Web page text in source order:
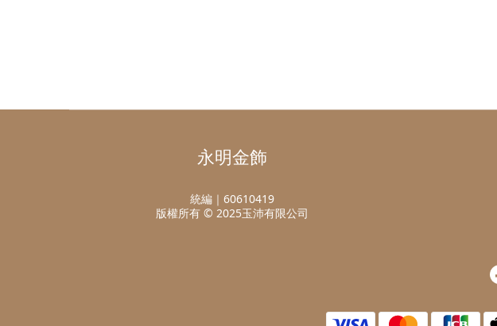
永明金飾
統編｜60610419
版權所有 © 2025玉沛有限公司